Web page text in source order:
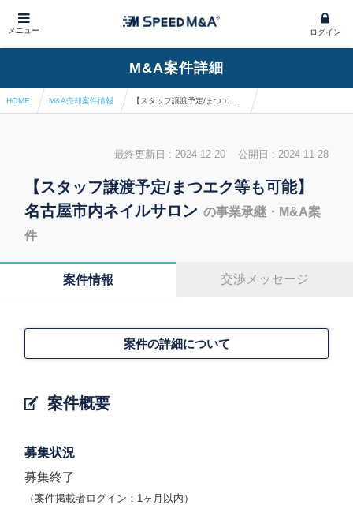
メニュー ログイン
M&A案件詳細
HOME M&A売却案件情報
最終更新日 : 2024-12-20 公開日 : 2024-11-28
【スタッフ譲渡予定/まつエク等も可能】
名古屋市内ネイルサロン の事業承継・M&A案
件
案件情報 交渉メッセージ
案件概要
案件の詳細について
募集状況
募集終了
（案件掲載者ログイン：1ヶ月以内）